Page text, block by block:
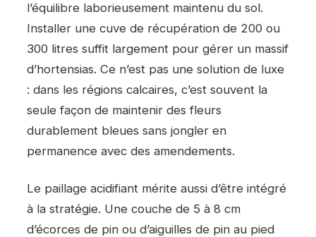
l’équilibre laborieusement maintenu du sol.
Installer une cuve de récupération de 200 ou
300 litres suffit largement pour gérer un massif
d’hortensias. Ce n’est pas une solution de luxe
: dans les régions calcaires, c’est souvent la
seule façon de maintenir des fleurs
durablement bleues sans jongler en
permanence avec des amendements.
Le paillage acidifiant mérite aussi d’être intégré
à la stratégie. Une couche de 5 à 8 cm
d’écorces de pin ou d’aiguilles de pin au pied